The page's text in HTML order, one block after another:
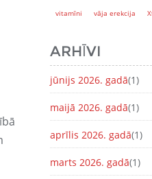
vitamīni
vāja erekcija
ARHĪVI
jūnijs 2026. gadā(1)
maijā 2026. gadā(1)
aprīlis 2026. gadā(1)
marts 2026. gadā(1)